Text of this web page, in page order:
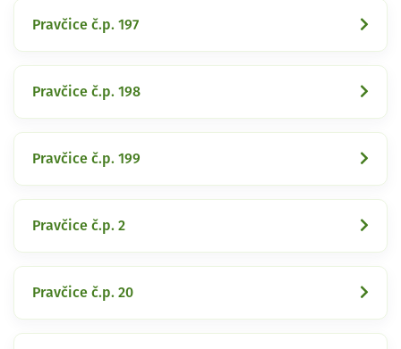
Pravčice č.p. 197
Pravčice č.p. 198
Pravčice č.p. 199
Pravčice č.p. 2
Pravčice č.p. 20